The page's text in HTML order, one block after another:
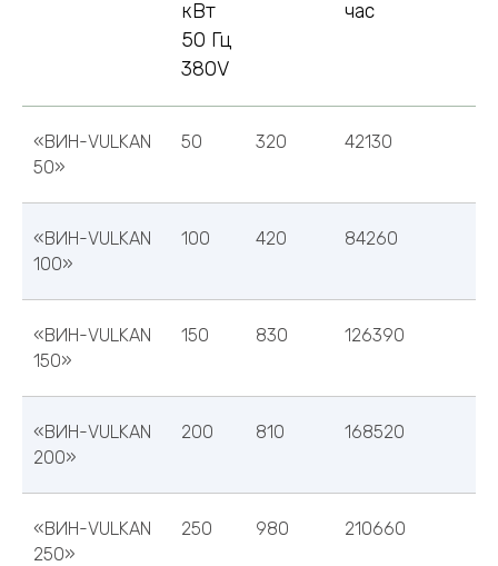
кВт
50 Гц
380V
час
«ВИН-VULKAN
50»
50 320 42130
«ВИН-VULKAN
100»
100 420 84260
«ВИН-VULKAN
150»
150 830 126390
«ВИН-VULKAN
200»
200 810 168520
«ВИН-VULKAN
250»
250 980 210660
Паспорт